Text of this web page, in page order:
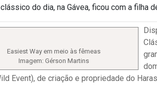
do dia, na Gávea, ficou com a filha
Easiest Way em meio às fêmeas
Imagem: Gérson Martins
Event), de criação e propriedade do